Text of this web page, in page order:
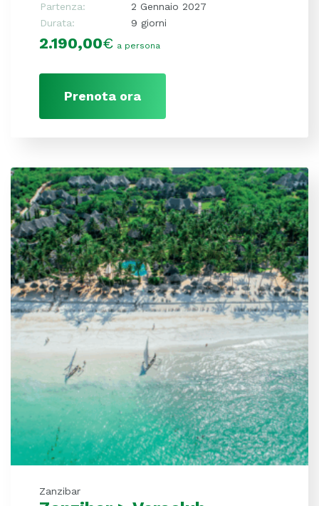
Partenza:
2 Gennaio 2027
Durata:
9 giorni
2.190,00€ a persona
Prenota ora
Zanzibar